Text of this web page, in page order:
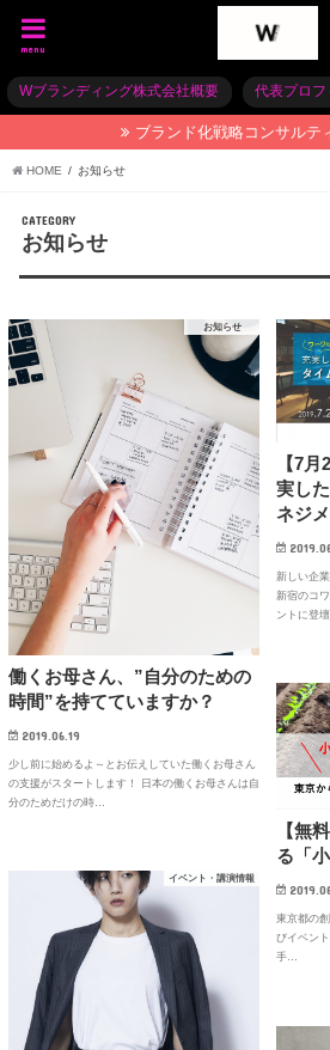
menu
Wブランディング株式会社概要 代表プロフ
ブランド化戦略コンサルテ
HOME お知らせ
CATEGORY
お知らせ
お知らせ
働くお母さん、”自分のための
時間”を持てていますか？
2019.06.19
少し前に始めるよ～とお伝えしていた働くお母さん
の支援がスタートします！ 日本の働くお母さんは自
分のためだけの時…
【7
実し
ネジ
新しい企
新宿のコ
ントに登
【無
る「
東京都の
びイベン
手…
イベント・講演情報